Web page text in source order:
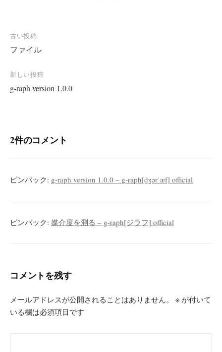
投
稿
ナ
ビ
ゲ
ョ
古い投稿
ファイル
新しい投稿
g-raph version 1.0.0
2件のコメント
ピンバック: g-raph version 1.0.0 – g-raph[dʒərˈæf] official
ピンバック: 媒介度を測る – g-raph[ジラフ] official
コメントを残す
メールアドレスが公開されることはありません。 ※ が付いて
いる欄は必須項目です